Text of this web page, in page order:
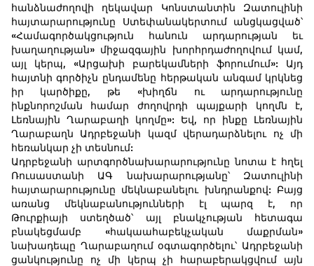
հանձնաժողովի ղեկավար Կոնստանտին Զատուլինի
հայտարարությունը Ստեփանակերտում անցկացված՝
«Համագործակցություն հանուն արդարության եւ
խաղաղության» միջազգային խորհրդաժողովում կամ,
այլ կերպ, «Արցախի բարեկամների ֆորումում»: Այդ
հայտնի գործիչն ընդամենը հերթական անգամ կրկնեց
իր կարծիքը, թե «խիղճն ու արդարությունը
ինքնորոշման համար ժողովրդի պայքարի կողմն է,
Լեռնային Ղարաբաղի կողմը»: Եվ, որ ինքը Լեռնային
Ղարաբաղն Ադրբեջանի կազմ վերադարձնելու ոչ մի
հեռանկար չի տեսնում:
Ադրբեջանի արտգործնախարարությունը նոտա է հղել
Ռուսաստանի ԱԳ նախարարությանը՝ Զատուլինի
հայտարարությունը մեկնաբանելու խնդրանքով: Բայց
առանց մեկնաբանությունների էլ պարզ է, որ
Թուրքիայի ստեղծած՝ այլ բնակչության հետագա
բնակեցմամբ «հակաահաբեկչական մաքրման»
նախադեպը Ղարաբաղում օգտագործելու՝ Ադրբեջանի
ցանկությունը ոչ մի կերպ չի հարաբերակցվում այն